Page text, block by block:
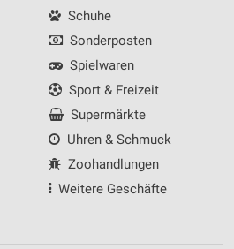
Schuhe
Sonderposten
Spielwaren
Sport & Freizeit
Supermärkte
Uhren & Schmuck
Zoohandlungen
Weitere Geschäfte